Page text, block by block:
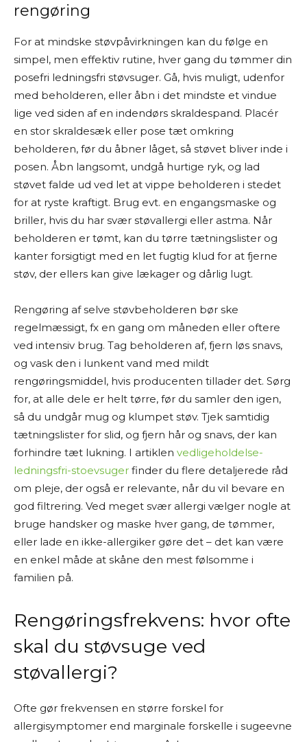
rengøring
For at mindske støvpåvirkningen kan du følge en
simpel, men effektiv rutine, hver gang du tømmer din
posefri ledningsfri støvsuger. Gå, hvis muligt, udenfor
med beholderen, eller åbn i det mindste et vindue
lige ved siden af en indendørs skraldespand. Placér
en stor skraldesæk eller pose tæt omkring
beholderen, før du åbner låget, så støvet bliver inde i
posen. Åbn langsomt, undgå hurtige ryk, og lad
støvet falde ud ved let at vippe beholderen i stedet
for at ryste kraftigt. Brug evt. en engangsmaske og
briller, hvis du har svær støvallergi eller astma. Når
beholderen er tømt, kan du tørre tætningslister og
kanter forsigtigt med en let fugtig klud for at fjerne
støv, der ellers kan give lækager og dårlig lugt.
Rengøring af selve støvbeholderen bør ske
regelmæssigt, fx en gang om måneden eller oftere
ved intensiv brug. Tag beholderen af, fjern løs snavs,
og vask den i lunkent vand med mildt
rengøringsmiddel, hvis producenten tillader det. Sørg
for, at alle dele er helt tørre, før du samler den igen,
så du undgår mug og klumpet støv. Tjek samtidig
tætningslister for slid, og fjern hår og snavs, der kan
forhindre tæt lukning. I artiklen vedligeholdelse-
ledningsfri-stoevsuger finder du flere detaljerede råd
om pleje, der også er relevante, når du vil bevare en
god filtrering. Ved meget svær allergi vælger nogle at
bruge handsker og maske hver gang, de tømmer,
eller lade en ikke-allergiker gøre det – det kan være
en enkel måde at skåne den mest følsomme i
familien på.
Rengøringsfrekvens: hvor ofte
skal du støvsuge ved
støvallergi?
Ofte gør frekvensen en større forskel for
allergisymptomer end marginale forskelle i sugeevne